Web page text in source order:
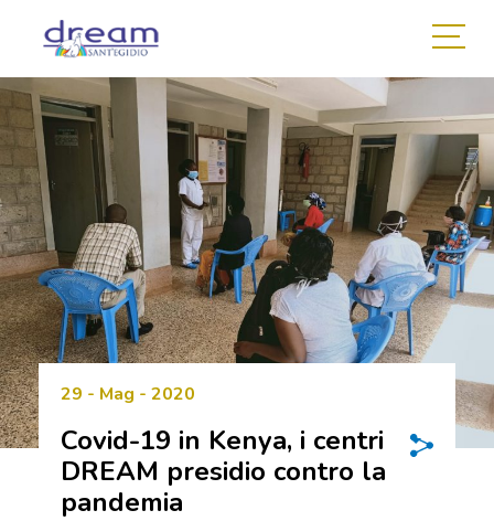
29 - Mag - 2020
Covid-19 in Kenya, i centri
DREAM presidio contro la
pandemia